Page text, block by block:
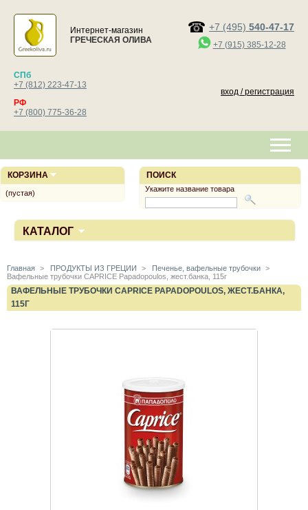
Интернет-магазин
ГРЕЧЕСКАЯ ОЛИВА
+7 (495) 540-47-17
+7 (915) 385-12-28
СПб
+7 (812) 223-47-13
РФ
+7 (800) 775-36-28
вход / регистрация
КАТАЛОГ
Главная > ПРОДУКТЫ ИЗ ГРЕЦИИ > Печенье, вафельные трубочки >
Вафельные трубочки CAPRICE Papadopoulos, жест.банка, 115г
ВАФЕЛЬНЫЕ ТРУБОЧКИ CAPRICE PAPADOPOULOS, ЖЕСТ.БАНКА,
115Г
ПОИСК
Укажите название товара
КОРЗИНА
(пустая)